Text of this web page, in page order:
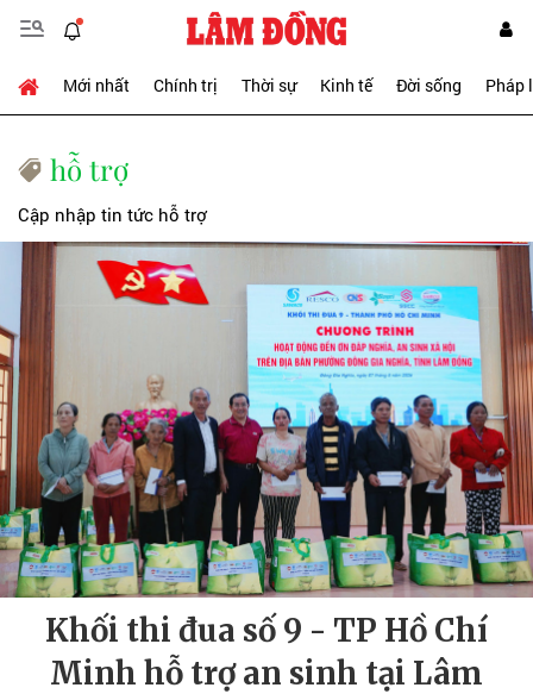
Mới nhất Chính trị Thời sự Kinh tế Đời sống Pháp
hỗ trợ
Cập nhập tin tức hỗ trợ
Khối thi đua số 9 - TP Hồ Chí
Minh hỗ trợ an sinh tại Lâm